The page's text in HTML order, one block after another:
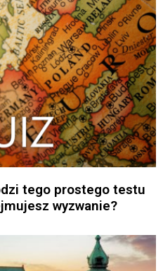
tego prostego testu
wyzwanie?